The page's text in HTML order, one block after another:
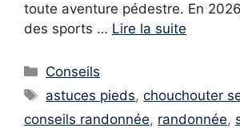
toute aventure pédestre. En
des sports … Lire la suite
Catégories
Conseils
Étiquettes
astuces pieds,chouchouter
conseils randonnée, randonnée,